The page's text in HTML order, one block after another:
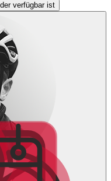
verfügbar ist